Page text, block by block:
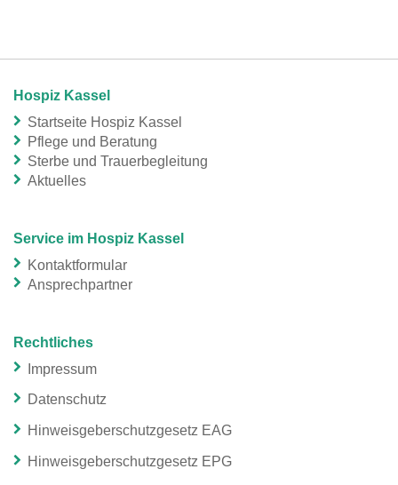
Hospiz Kassel
Startseite Hospiz Kassel
Pflege und Beratung
Sterbe und Trauerbegleitung
Aktuelles
Service im Hospiz Kassel
Kontaktformular
Ansprechpartner
Rechtliches
Impressum
Datenschutz
Hinweisgeberschutzgesetz EAG
Hinweisgeberschutzgesetz EPG